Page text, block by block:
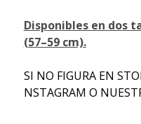
Disponibles en dos
(57–59 cm).
SI NO FIGURA EN
NSTAGRAM O